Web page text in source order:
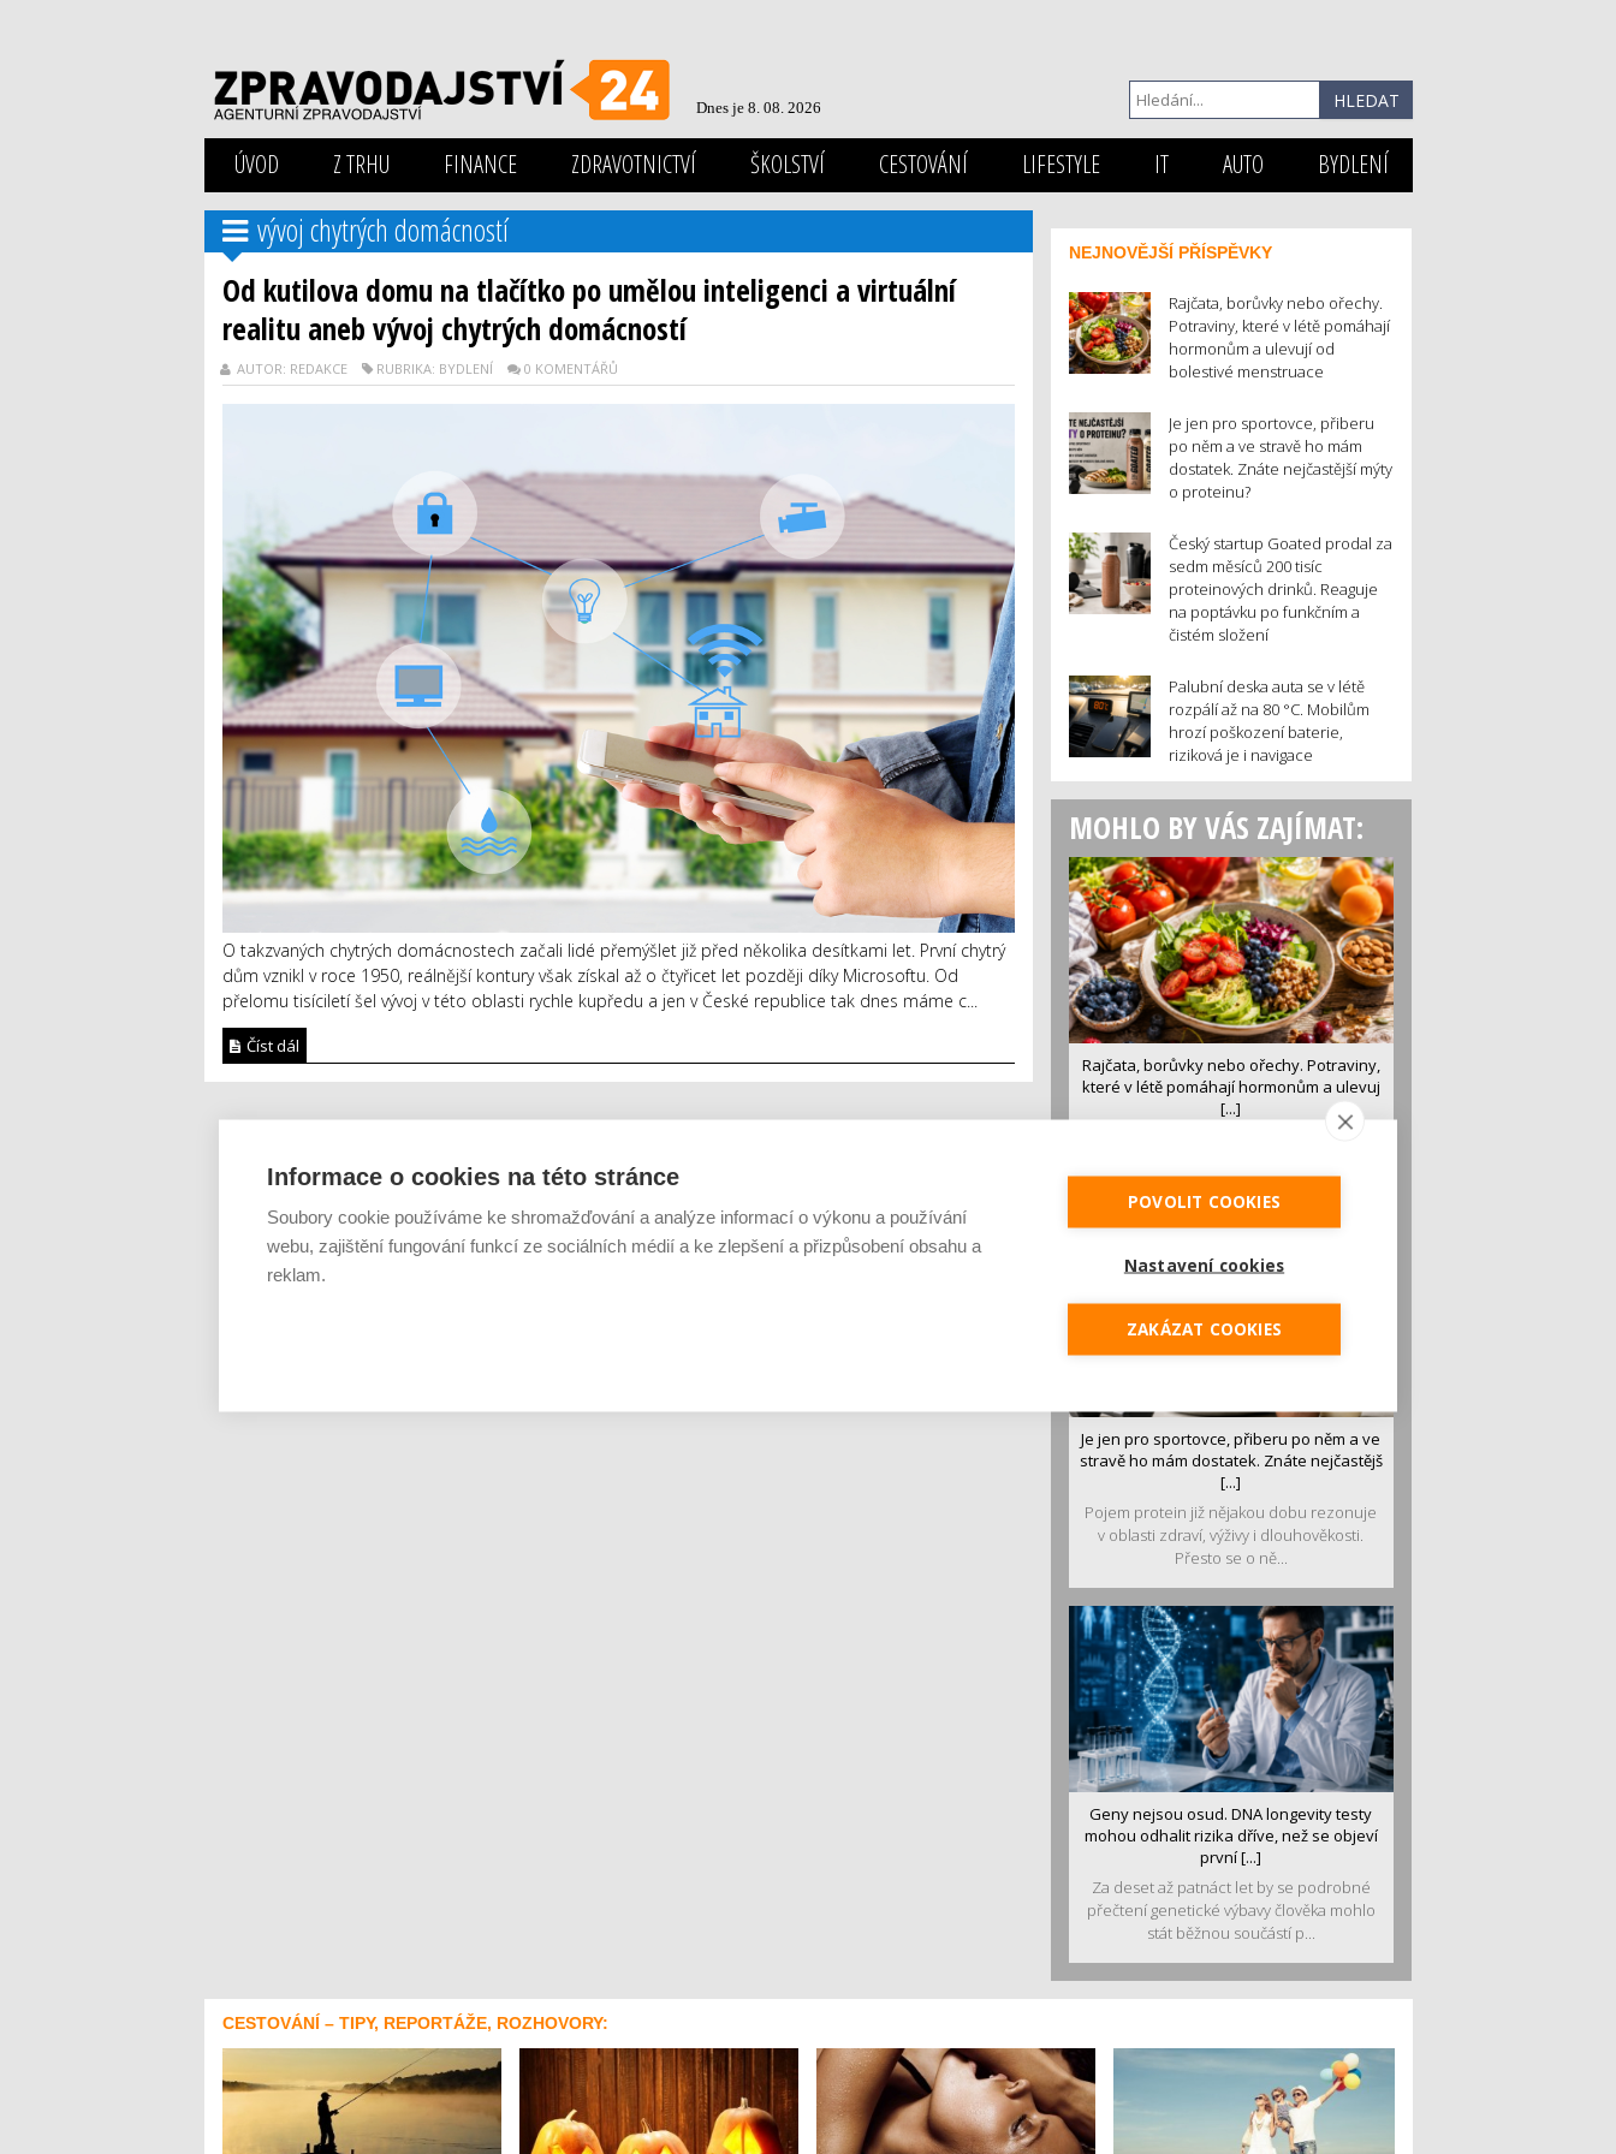
Dnes je 8. 08. 2026
ÚVOD Z TRHU FINANCE ZDRAVOTNICTVÍ ŠKOLSTVÍ CESTOVÁNÍ LIFESTYLE IT AUTO BYDLENÍ
vývoj chytrých domácností
Od kutilova domu na tlačítko po umělou inteligenci a virtuální
realitu aneb vývoj chytrých domácností
AUTOR: REDAKCE RUBRIKA: BYDLENÍ 0 KOMENTÁŘŮ
O takzvaných chytrých domácnostech začali lidé přemýšlet již před několika desítkami let. První chytrý
dům vznikl v roce 1950, reálnější kontury však získal až o čtyřicet let později díky Microsoftu. Od
přelomu tisíciletí šel vývoj v této oblasti rychle kupředu a jen v České republice tak dnes máme c...
Číst dál
NEJNOVĚJŠÍ PŘÍSPĚVKY
Rajčata, borůvky nebo ořechy.
Potraviny, které v létě pomáhají
hormonům a ulevují od
bolestivé menstruace
Je jen pro sportovce, přiberu
po něm a ve stravě ho mám
dostatek. Znáte nejčastější mýty
o proteinu?
Český startup Goated prodal za
sedm měsíců 200 tisíc
proteinových drinků. Reaguje
na poptávku po funkčním a
čistém složení
Palubní deska auta se v létě
rozpálí až na 80 °C. Mobilům
hrozí poškození baterie,
riziková je i navigace
MOHLO BY VÁS ZAJÍMAT:
Rajčata, borůvky nebo ořechy. Potraviny,
které v létě pomáhají hormonům a ulevuj
[...]
luštěniny jsou práv...
Je jen pro sportovce, přiberu po něm a ve
stravě ho mám dostatek. Znáte nejčastějš
[...]
Pojem protein již nějakou dobu rezonuje
v oblasti zdraví, výživy i dlouhověkosti.
Přesto se o ně...
Geny nejsou osud. DNA longevity testy
mohou odhalit rizika dříve, než se objeví
první [...]
Za deset až patnáct let by se podrobné
přečtení genetické výbavy člověka mohlo
stát běžnou součástí p...
CESTOVÁNÍ – TIPY, REPORTÁŽE, ROZHOVORY:
Informace o cookies na této stránce
Soubory cookie používáme ke shromažďování a analýze informací o výkonu a používání
webu, zajištění fungování funkcí ze sociálních médií a ke zlepšení a přizpůsobení obsahu a
reklam.
POVOLIT COOKIES
Nastavení cookies
ZAKÁZAT COOKIES